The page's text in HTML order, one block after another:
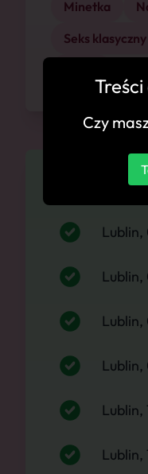
Minetka
Seks klasyczny
Lublin,
Lublin,
Lublin,
Czy